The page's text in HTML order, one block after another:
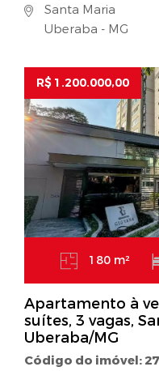
Santa Maria
Uberaba - MG
R$ 1.200.000,00
180 m²
Apartamento à
suítes, 3 vagas,
Uberaba/MG
Código do imóvel: